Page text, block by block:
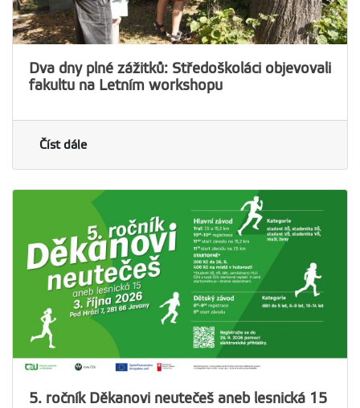
Dva dny plné zážitků: Středoškoláci objevovali
fakultu na Letním workshopu
Číst dále
5. ročník Děkanovi neutečeš aneb lesnická 15